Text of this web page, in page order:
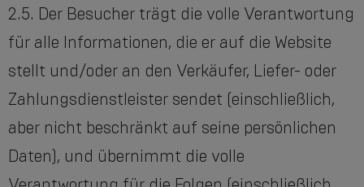
2.5. Der Besucher trägt die volle Verantwortung
für alle Informationen, die er auf die Website
stellt und/oder an den Verkäufer, Liefer- oder
Zahlungsdienstleister sendet (einschließlich,
aber nicht beschränkt auf seine persönlichen
Daten), und übernimmt die volle